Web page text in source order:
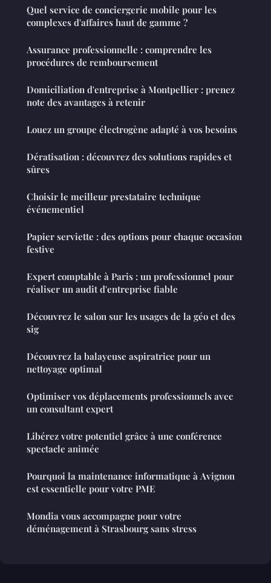
Quel service de conciergerie mobile pour les
complexes d'affaires haut de gamme ?
Assurance professionnelle : comprendre les
procédures de remboursement
Domiciliation d'entreprise à Montpellier : prenez
note des avantages à retenir
Louez un groupe électrogène adapté à vos besoins
Dératisation : découvrez des solutions rapides et
sûres
Choisir le meilleur prestataire technique
événementiel
Papier serviette : des options pour chaque occasion
festive
Expert comptable à Paris : un professionnel pour
réaliser un audit d'entreprise fiable
Découvrez le salon sur les usages de la géo et des
sig
Découvrez la balayeuse aspiratrice pour un
nettoyage optimal
Optimiser vos déplacements professionnels avec
un consultant expert
Libérez votre potentiel grâce à une conférence
spectacle animée
Pourquoi la maintenance informatique à Avignon
est essentielle pour votre PME
Mondia vous accompagne pour votre
déménagement à Strasbourg sans stress